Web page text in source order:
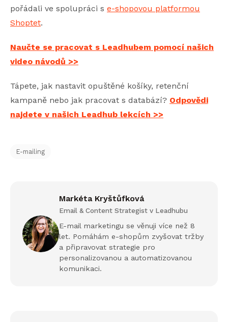
pořádali ve spolupráci s e-shopovou platformou
Shoptet.
Naučte se pracovat s Leadhubem pomocí našich
video návodů >>
Tápete, jak nastavit opuštěné košíky, retenční
kampaně nebo jak pracovat s databází? Odpovědi
najdete v našich Leadhub lekcích >>
E-mailing
Markéta Kryštůfková
Email & Content Strategist v Leadhubu
E-mail marketingu se věnuji více než 8
let. Pomáhám e-shopům zvyšovat tržby
a připravovat strategie pro
personalizovanou a automatizovanou
komunikaci.